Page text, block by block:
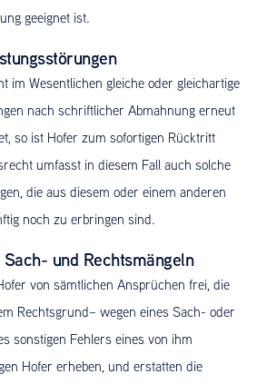
geeignet ist.
im Wesentlichen gleiche oder gleichartige
nach schriftlicher Abmahnung erneut
so ist Hofer zum sofortigen Rücktritt
umfasst in diesem Fall auch solche
die aus diesem oder einem anderen
noch zu erbringen sind.
und Rechtsmängeln
von sämtlichen Ansprüchen frei, die
Rechtsgrund– wegen eines Sach- oder
sonstigen Fehlers eines von ihm
Hofer erheben, und erstatten die